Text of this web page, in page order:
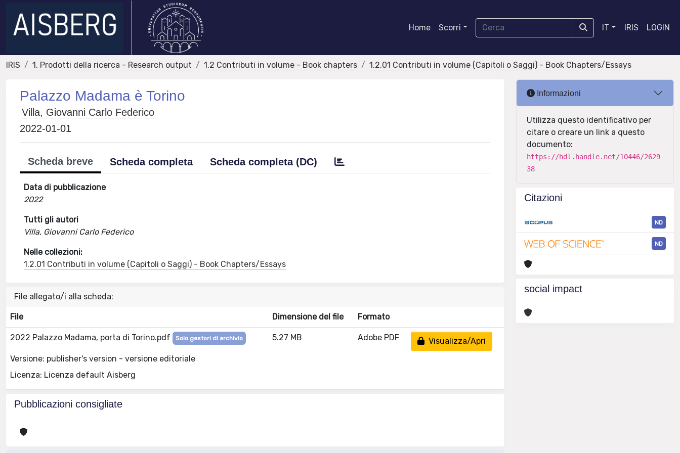
Home Scorri IT IRIS LOGIN
IRIS 1. Prodotti della ricerca - Research output 1.2 Contributi in volume - Book chapters 1.2.01 Contributi in volume (Capitoli o Saggi) - Book Chapters/Essays
Palazzo Madama è Torino
Villa, Giovanni Carlo Federico
2022-01-01
Scheda breve Scheda completa Scheda completa (DC)
Data di pubblicazione
2022
Tutti gli autori
Villa, Giovanni Carlo Federico
Nelle collezioni:
1.2.01 Contributi in volume (Capitoli o Saggi) - Book Chapters/Essays
File allegato/i alla scheda:
File Dimensione del file Formato
2022 Palazzo Madama, porta di Torino.pdf Solo gestori di archivio
Versione: publisher's version - versione editoriale
Licenza: Licenza default Aisberg
5.27 MB Adobe PDF Visualizza/Apri
Pubblicazioni consigliate
Informazioni
Utilizza questo identificativo per
citare o creare un link a questo
documento:
https://hdl.handle.net/10446/2629
38
Citazioni
ND
ND
social impact